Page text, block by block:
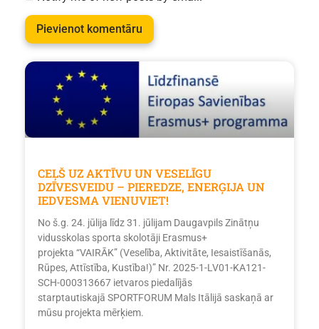
CEĻŠ UZ AKTĪVU UN VESELĪGU
DZĪVESVEIDU – PIEREDZE, ENERĢIJA UN
IEDVESMA VIENUVIET!
No š.g. 24. jūlija līdz 31. jūlijam Daugavpils Zinātņu
vidusskolas sporta skolotāji Erasmus+
projekta “VAIRĀK” (Veselība, Aktivitāte, Iesaistīšanās,
Rūpes, Attīstība, Kustība!)” Nr. 2025-1-LV01-KA121-
SCH-000313667 ietvaros piedalījās
starptautiskajā SPORTFORUM Mals Itālijā saskaņā ar
mūsu projekta mērķiem.